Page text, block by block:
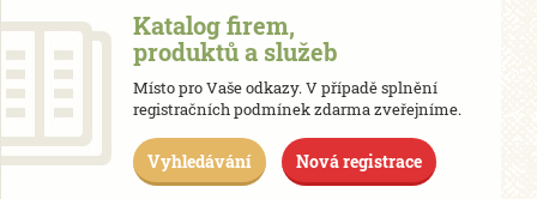
Katalog firem,
produktů a služeb
Místo pro Vaše odkazy. V případě splnění
registračních podmínek zdarma zveřejníme.
Vyhledávání Nová registrace